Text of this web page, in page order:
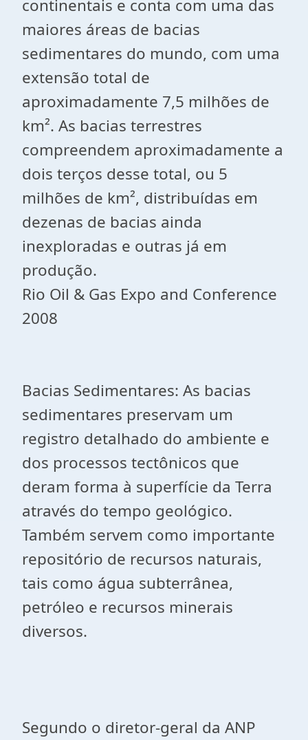
continentais e conta com uma das
maiores áreas de bacias
sedimentares do mundo, com uma
extensão total de
aproximadamente 7,5 milhões de
km². As bacias terrestres
compreendem aproximadamente a
dois terços desse total, ou 5
milhões de km², distribuídas em
dezenas de bacias ainda
inexploradas e outras já em
produção.
Rio Oil & Gas Expo and Conference
2008
Bacias Sedimentares: As bacias
sedimentares preservam um
registro detalhado do ambiente e
dos processos tectônicos que
deram forma à superfície da Terra
através do tempo geológico.
Também servem como importante
repositório de recursos naturais,
tais como água subterrânea,
petróleo e recursos minerais
diversos.
Segundo o diretor-geral da ANP